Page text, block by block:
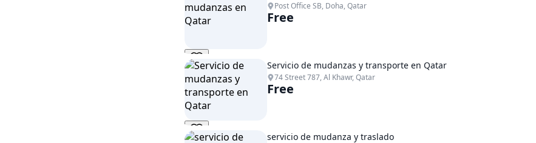
Post Office SB, Doha, Qatar
Free
Servicio de mudanzas y transporte en Qatar
74 Street 787, Al Khawr, Qatar
Free
servicio de mudanza y traslado